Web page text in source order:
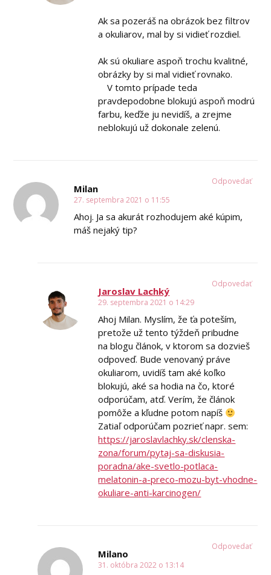
Ak sa pozeráš na obrázok bez filtrov
a okuliarov, mal by si vidieť rozdiel. ⠀
Ak sú okuliare aspoň trochu kvalitné,
obrázky by si mal vidieť rovnako.⠀
⠀ V tomto prípade teda
pravdepodobne blokujú aspoň modrú
farbu, keďže ju nevidíš, a zrejme
neblokujú už dokonale zelenú.
Milan
27. septembra 2021 o 11:55
Ahoj. Ja sa akurát rozhodujem aké kúpim,
máš nejaký tip?
Odpovedať
Jaroslav Lachký
29. septembra 2021 o 14:29
Ahoj Milan. Myslím, že ťa poteším,
pretože už tento týždeň pribudne
na blogu článok, v ktorom sa dozvieš
odpoveď. Bude venovaný práve
okuliarom, uvidíš tam aké koľko
blokujú, aké sa hodia na čo, ktoré
odporúčam, atď. Verím, že článok
pomôže a kľudne potom napíš
Zatiaľ odporúčam pozrieť napr. sem:
https://jaroslavlachky.sk/clenska-
zona/forum/pytaj-sa-diskusia-
poradna/ake-svetlo-potlaca-
melatonin-a-preco-mozu-byt-vhodne-
okuliare-anti-karcinogen/
Odpovedať
Milano
31. októbra 2022 o 13:14
Odpovedať